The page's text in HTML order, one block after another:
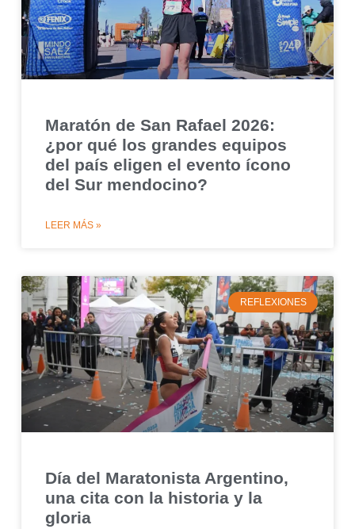
Maratón de San Rafael 2026:
¿por qué los grandes equipos
del país eligen el evento ícono
del Sur mendocino?
LEER MÁS »
REFLEXIONES
Día del Maratonista Argentino,
una cita con la historia y la
gloria